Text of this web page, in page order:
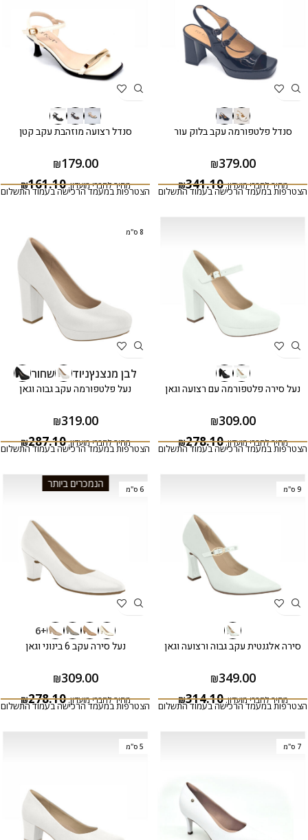
סנדל פלטפורמה עקב בלוק עור
₪379.00
מחיר לחברי מועדון: ₪341.10
הצטרפות במעמד הרכישה בעמוד התשלום
סנדל רצועה מוזהבת עקב קטן
₪179.00
מחיר לחברי מועדון: ₪161.10
הצטרפות במעמד הרכישה בעמוד התשלום
נעל סירה פלטפורמה עם רצועה וגאן
₪309.00
מחיר לחברי מועדון: ₪278.10
הצטרפות במעמד הרכישה בעמוד התשלום
8 ס"מ
לבן מנצנץניוד שחור
נעל פלטפורמה עקב גבוה וגאן
₪319.00
מחיר לחברי מועדון: ₪287.10
הצטרפות במעמד הרכישה בעמוד התשלום
9 ס"מ
סירה אלגנטית עקב גבוה ורצועה וגאן
₪349.00
מחיר לחברי מועדון: ₪314.10
הצטרפות במעמד הרכישה בעמוד התשלום
הנמכרים ביותר 6 ס"מ
+6
נעל סירה עקב 6 בינוני וגאן
₪309.00
מחיר לחברי מועדון: ₪278.10
הצטרפות במעמד הרכישה בעמוד התשלום
7 ס"מ 5 ס"מ